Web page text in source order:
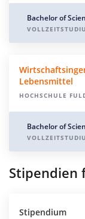
Bachelor of
Lebensmittel
HOCHSCHULE
Bachelor of
Stipendien
Stipendium